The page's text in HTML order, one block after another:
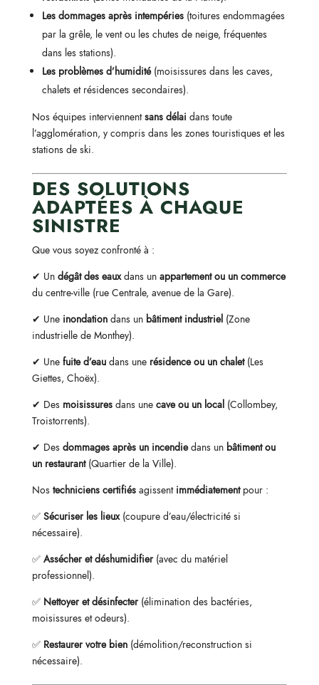
Les dommages après intempéries(toitures endommagées
par la grêle, le vent ou les chutes de neige, fréquentes
dans les stations).
Les problèmes d’humidité(moisissures dans les caves,
chalets et résidences secondaires).
Nos équipes interviennentsans délai dans toute
l’agglomération, y compris dans les zones touristiques et les
stations de ski.
DES SOLUTIONS
ADAPTÉES À CHAQUE
SINISTRE
Que vous soyez confronté à :
✔ Un dégât des eauxdans un appartement ou un commerce
du centre-ville (rue Centrale, avenue de la Gare).
✔ Une inondationdans un bâtiment industriel(Zone
industrielle de Monthey).
✔ Une fuite d’eaudans une résidence ou un chalet(Les
Giettes, Choëx).
✔ Des moisissuresdans une cave ou un local(Collombey,
Troistorrents).
✔ Des dommages après un incendiedans un bâtiment ou
un restaurant(Quartier de la Ville).
Nos techniciens certifiésagissent immédiatementpour :
✅ Sécuriser les lieux(coupure d’eau/électricité si
nécessaire).
✅ Assécher et déshumidifier(avec du matériel
professionnel).
✅ Nettoyer et désinfecter(élimination des bactéries,
moisissures et odeurs).
✅ Restaurer votre bien(démolition/reconstruction si
nécessaire).